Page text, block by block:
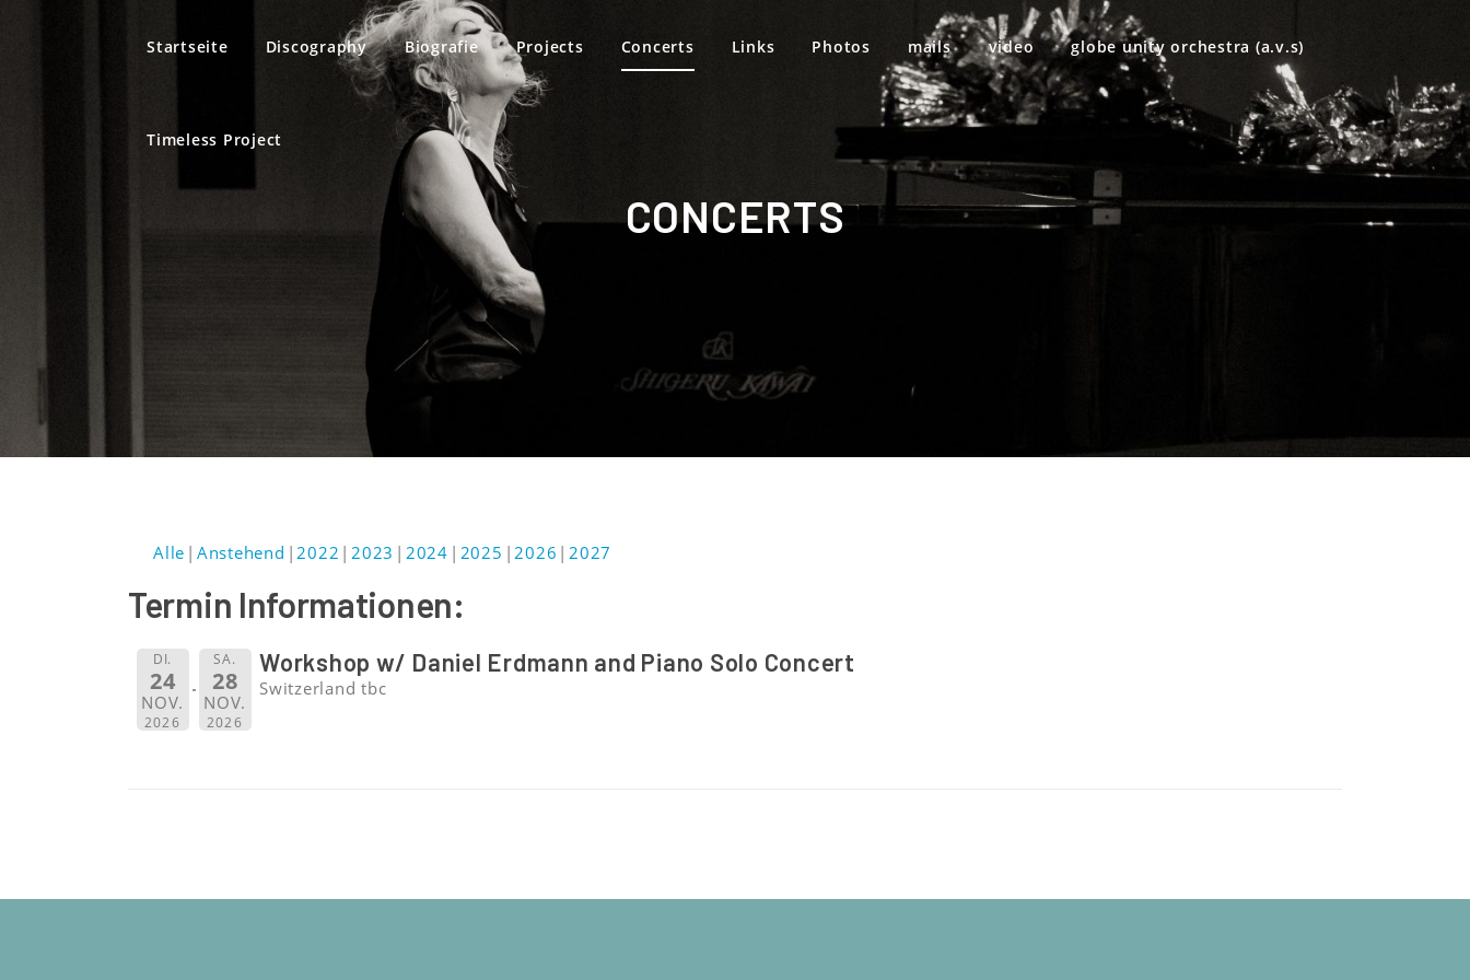
Startseite Discography Biografie Projects Concerts Links Photos mails video globe unity orchestra (a.v.s)
Timeless Project
CONCERTS
Alle Anstehend 2022 2023 2024 2025 2026 2027
Termin Informationen:
DI.
24
NOV.
2026
SA.
28
NOV.
2026
Workshop w/ Daniel Erdmann and Piano Solo Concert
Switzerland tbc